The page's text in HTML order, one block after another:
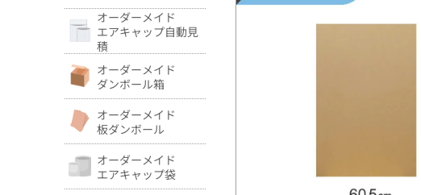
オーダーメイド
エアキャップ自動見
積
オーダーメイド
ダンボール箱
オーダーメイド
板ダンボール
オーダーメイド
エアキャップ袋